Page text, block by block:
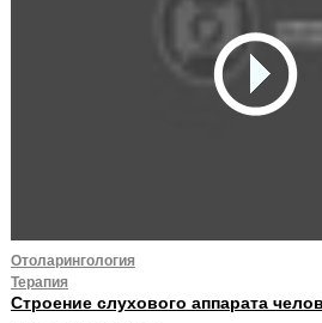
Отоларингология
Терапия
Строение слухового аппарата